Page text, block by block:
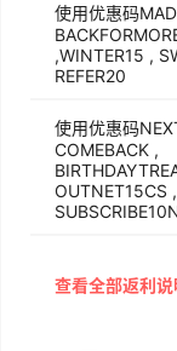
使用优惠码
,WINTER15 ,
REFER20
使用优惠码
COMEBACK ,
OUTNET15CS